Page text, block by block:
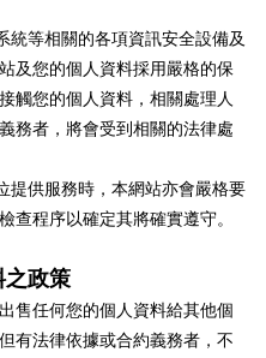
統等相關的各項資訊安全設備及
及您的個人資料採用嚴格的保
觸您的個人資料，相關處理人
務者，將會受到相關的法律處
提供服務時，本網站亦會嚴格要
查程序以確定其將確實遵守。
之政策
售任何您的個人資料給其他個
有法律依據或合約義務者，不